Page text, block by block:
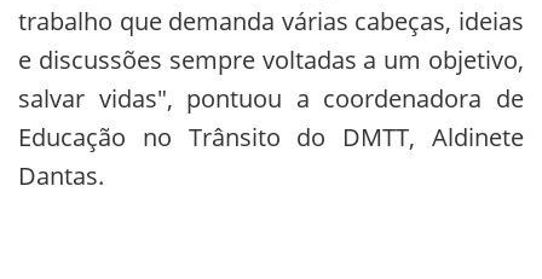
trabalho que demanda várias cabeças, ideias
e discussões sempre voltadas a um objetivo,
salvar vidas", pontuou a coordenadora de
Educação no Trânsito do DMTT, Aldinete
Dantas.